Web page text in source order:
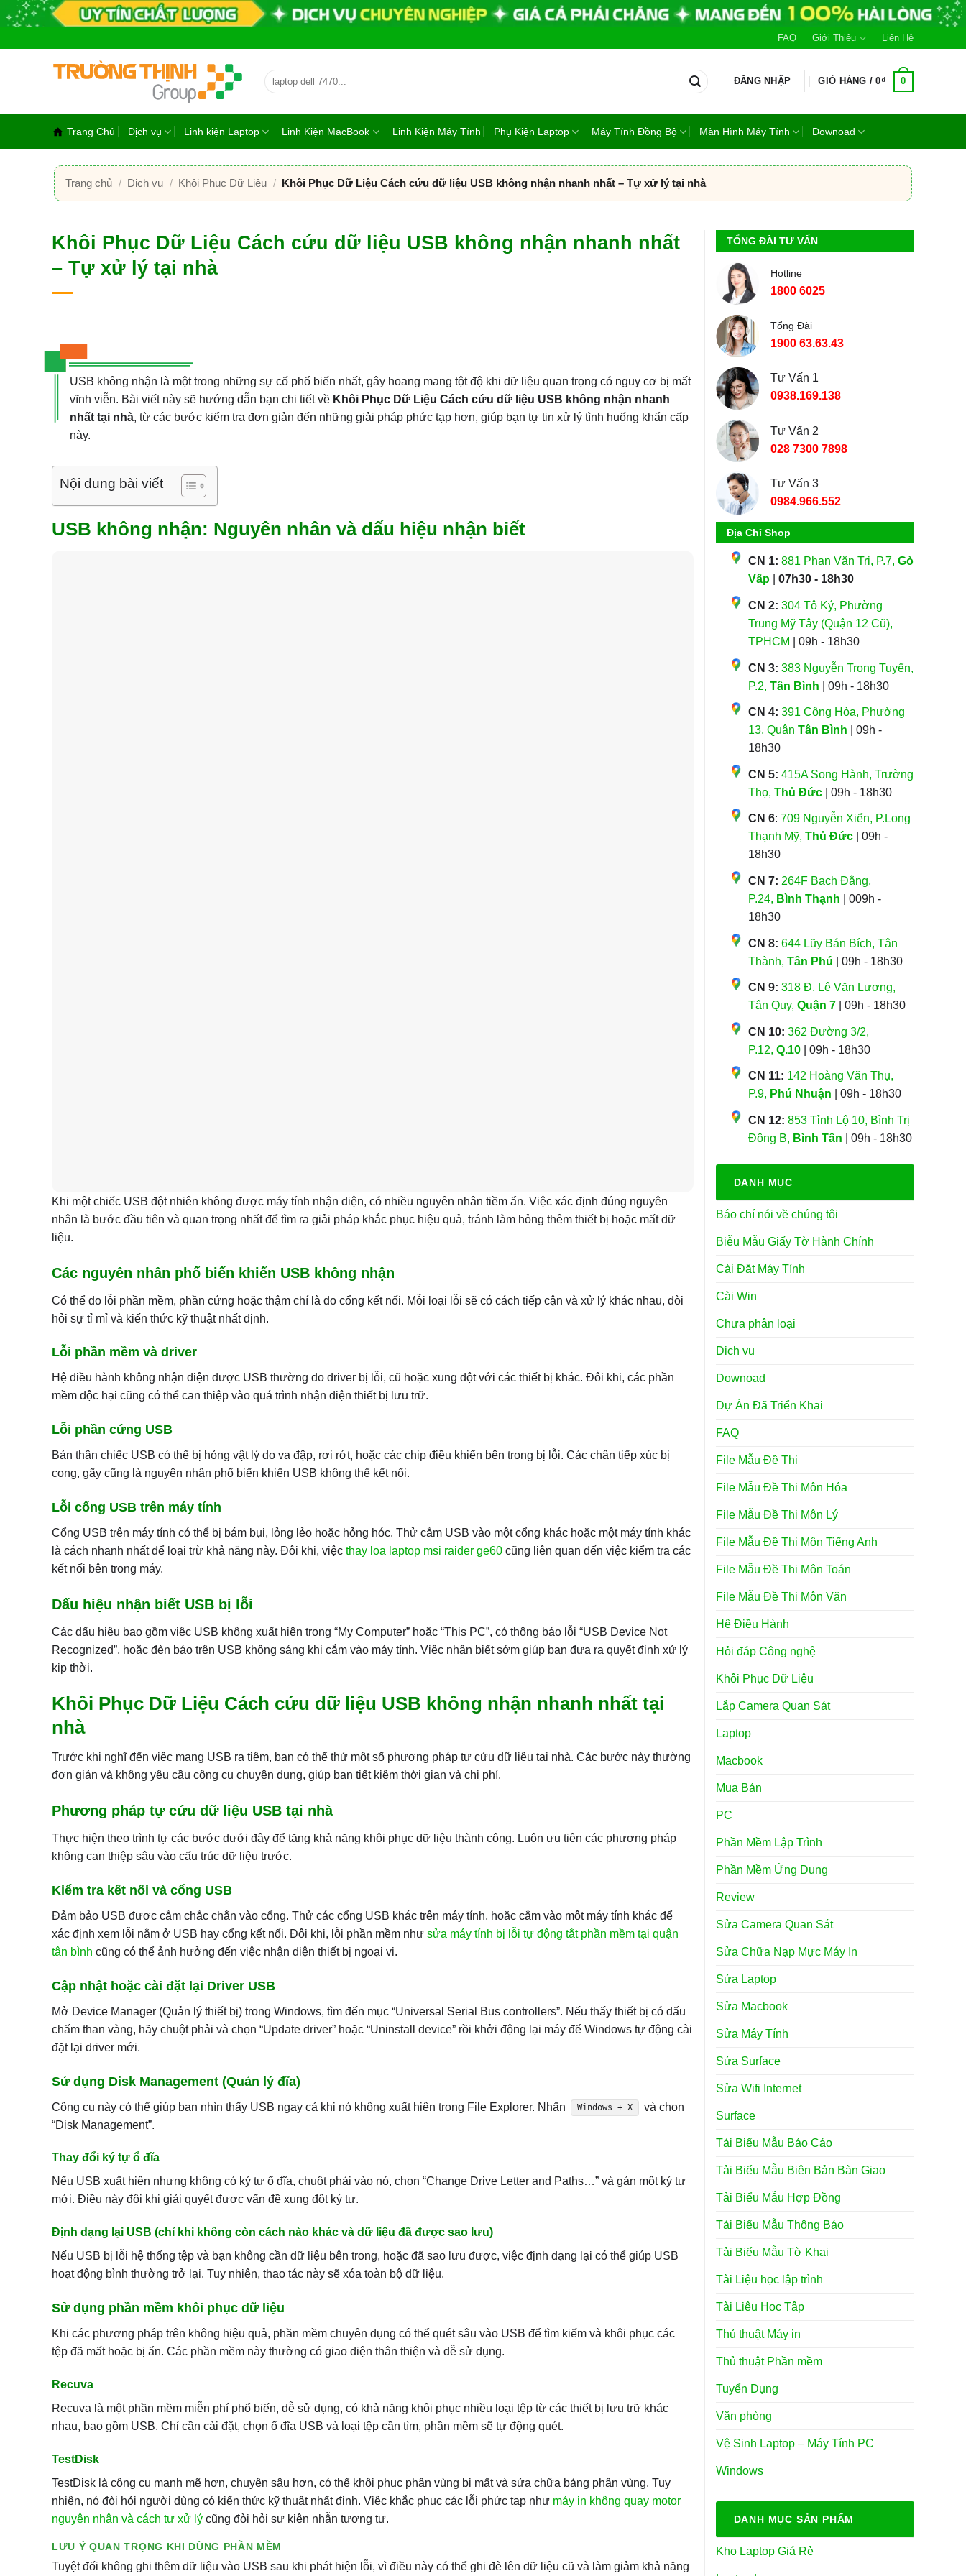
qua
FAQ Giới Thiệu Liên Hệ
Tìm
kiếm:
ĐĂNG NHẬP GIỎ HÀNG /0₫ 0
Trang Chủ Dịch vụ Linh kiện Laptop Linh Kiện MacBook Linh Kiện Máy Tính Phụ Kiện Laptop Máy Tính Đồng Bộ Màn Hình Máy Tính Downoad
Trang chủ / Dịch vụ / Khôi Phục Dữ Liệu / Khôi Phục Dữ Liệu Cách cứu dữ liệu USB không nhận nhanh nhất – Tự xử lý tại nhà
Khôi Phục Dữ Liệu Cách cứu dữ liệu USB không nhận nhanh nhất
– Tự xử lý tại nhà
USB không nhận là một trong những sự cố phổ biến nhất, gây hoang mang tột độ khi dữ liệu quan trọng có nguy cơ bị mất
vĩnh viễn. Bài viết này sẽ hướng dẫn bạn chi tiết về Khôi Phục Dữ Liệu Cách cứu dữ liệu USB không nhận nhanh
nhất tại nhà, từ các bước kiểm tra đơn giản đến những giải pháp phức tạp hơn, giúp bạn tự tin xử lý tình huống khẩn cấp
này.
Nội dung bài viết
USB không nhận: Nguyên nhân và dấu hiệu nhận biết
Khi một chiếc USB đột nhiên không được máy tính nhận diện, có nhiều nguyên nhân tiềm ẩn. Việc xác định đúng nguyên
nhân là bước đầu tiên và quan trọng nhất để tìm ra giải pháp khắc phục hiệu quả, tránh làm hỏng thêm thiết bị hoặc mất dữ
liệu.
Các nguyên nhân phổ biến khiến USB không nhận
Có thể do lỗi phần mềm, phần cứng hoặc thậm chí là do cổng kết nối. Mỗi loại lỗi sẽ có cách tiếp cận và xử lý khác nhau, đòi
hỏi sự tỉ mỉ và kiến thức kỹ thuật nhất định.
Lỗi phần mềm và driver
Hệ điều hành không nhận diện được USB thường do driver bị lỗi, cũ hoặc xung đột với các thiết bị khác. Đôi khi, các phần
mềm độc hại cũng có thể can thiệp vào quá trình nhận diện thiết bị lưu trữ.
Lỗi phần cứng USB
Bản thân chiếc USB có thể bị hỏng vật lý do va đập, rơi rớt, hoặc các chip điều khiển bên trong bị lỗi. Các chân tiếp xúc bị
cong, gãy cũng là nguyên nhân phổ biến khiến USB không thể kết nối.
Lỗi cổng USB trên máy tính
Cổng USB trên máy tính có thể bị bám bụi, lỏng lẻo hoặc hỏng hóc. Thử cắm USB vào một cổng khác hoặc một máy tính khác
là cách nhanh nhất để loại trừ khả năng này. Đôi khi, việc thay loa laptop msi raider ge60 cũng liên quan đến việc kiểm tra các
kết nối bên trong máy.
Dấu hiệu nhận biết USB bị lỗi
Các dấu hiệu bao gồm việc USB không xuất hiện trong “My Computer” hoặc “This PC”, có thông báo lỗi “USB Device Not
Recognized”, hoặc đèn báo trên USB không sáng khi cắm vào máy tính. Việc nhận biết sớm giúp bạn đưa ra quyết định xử lý
kịp thời.
Khôi Phục Dữ Liệu Cách cứu dữ liệu USB không nhận nhanh nhất tại
nhà
Trước khi nghĩ đến việc mang USB ra tiệm, bạn có thể thử một số phương pháp tự cứu dữ liệu tại nhà. Các bước này thường
đơn giản và không yêu cầu công cụ chuyên dụng, giúp bạn tiết kiệm thời gian và chi phí.
Phương pháp tự cứu dữ liệu USB tại nhà
Thực hiện theo trình tự các bước dưới đây để tăng khả năng khôi phục dữ liệu thành công. Luôn ưu tiên các phương pháp
không can thiệp sâu vào cấu trúc dữ liệu trước.
Kiểm tra kết nối và cổng USB
Đảm bảo USB được cắm chắc chắn vào cổng. Thử các cổng USB khác trên máy tính, hoặc cắm vào một máy tính khác để
xác định xem lỗi nằm ở USB hay cổng kết nối. Đôi khi, lỗi phần mềm như sửa máy tính bị lỗi tự động tắt phần mềm tại quận
tân bình cũng có thể ảnh hưởng đến việc nhận diện thiết bị ngoại vi.
Cập nhật hoặc cài đặt lại Driver USB
Mở Device Manager (Quản lý thiết bị) trong Windows, tìm đến mục “Universal Serial Bus controllers”. Nếu thấy thiết bị có dấu
chấm than vàng, hãy chuột phải và chọn “Update driver” hoặc “Uninstall device” rồi khởi động lại máy để Windows tự động cài
đặt lại driver mới.
Sử dụng Disk Management (Quản lý đĩa)
Công cụ này có thể giúp bạn nhìn thấy USB ngay cả khi nó không xuất hiện trong File Explorer. Nhấn Windows + X
và chọn
“Disk Management”.
Thay đổi ký tự ổ đĩa
Nếu USB xuất hiện nhưng không có ký tự ổ đĩa, chuột phải vào nó, chọn “Change Drive Letter and Paths…” và gán một ký tự
mới. Điều này đôi khi giải quyết được vấn đề xung đột ký tự.
Định dạng lại USB (chỉ khi không còn cách nào khác và dữ liệu đã được sao lưu)
Nếu USB bị lỗi hệ thống tệp và bạn không cần dữ liệu bên trong, hoặc đã sao lưu được, việc định dạng lại có thể giúp USB
hoạt động bình thường trở lại. Tuy nhiên, thao tác này sẽ xóa toàn bộ dữ liệu.
Sử dụng phần mềm khôi phục dữ liệu
Khi các phương pháp trên không hiệu quả, phần mềm chuyên dụng có thể quét sâu vào USB để tìm kiếm và khôi phục các
tệp đã mất hoặc bị ẩn. Các phần mềm này thường có giao diện thân thiện và dễ sử dụng.
Recuva
Recuva là một phần mềm miễn phí phổ biến, dễ sử dụng, có khả năng khôi phục nhiều loại tệp từ các thiết bị lưu trữ khác
nhau, bao gồm USB. Chỉ cần cài đặt, chọn ổ đĩa USB và loại tệp cần tìm, phần mềm sẽ tự động quét.
TestDisk
TestDisk là công cụ mạnh mẽ hơn, chuyên sâu hơn, có thể khôi phục phân vùng bị mất và sửa chữa bảng phân vùng. Tuy
nhiên, nó đòi hỏi người dùng có kiến thức kỹ thuật nhất định. Việc khắc phục các lỗi phức tạp như máy in không quay motor
nguyên nhân và cách tự xử lý cũng đòi hỏi sự kiên nhẫn tương tự.
LƯU Ý QUAN TRỌNG KHI DÙNG PHẦN MỀM
Tuyệt đối không ghi thêm dữ liệu vào USB sau khi phát hiện lỗi, vì điều này có thể ghi đè lên dữ liệu cũ và làm giảm khả năng
TỔNG ĐÀI TƯ VẤN
Hotline
1800 6025
Tổng Đài
1900 63.63.43
Tư Vấn 1
0938.169.138
Tư Vấn 2
028 7300 7898
Tư Vấn 3
0984.966.552
Địa Chỉ Shop
CN 1: 881 Phan Văn Trị, P.7, Gò
Vấp| 07h30 - 18h30
CN 2: 304 Tô Ký, Phường
Trung Mỹ Tây (Quận 12 Cũ),
TPHCM | 09h - 18h30
CN 3: 383 Nguyễn Trọng Tuyển,
P.2, Tân Bình | 09h - 18h30
CN 4: 391 Cộng Hòa, Phường
13, Quận Tân Bình | 09h -
18h30
CN 5: 415A Song Hành, Trường
Thọ, Thủ Đức| 09h - 18h30
CN 6: 709 Nguyễn Xiển, P.Long
Thạnh Mỹ, Thủ Đức| 09h -
18h30
CN 7: 264F Bạch Đằng,
P.24, Bình Thạnh | 009h -
18h30
CN 8: 644 Lũy Bán Bích, Tân
Thành, Tân Phú | 09h - 18h30
CN 9: 318 Đ. Lê Văn Lương,
Tân Quy, Quận 7| 09h - 18h30
CN 10: 362 Đường 3/2,
P.12, Q.10| 09h - 18h30
CN 11: 142 Hoàng Văn Thụ,
P.9, Phú Nhuận | 09h - 18h30
CN 12: 853 Tỉnh Lộ 10, Bình Trị
Đông B, Bình Tân | 09h - 18h30
DANH MỤC
Báo chí nói về chúng tôi
Biễu Mẫu Giấy Tờ Hành Chính
Cài Đặt Máy Tính
Cài Win
Chưa phân loại
Dịch vụ
Downoad
Dự Án Đã Triển Khai
FAQ
File Mẫu Đề Thi
File Mẫu Đề Thi Môn Hóa
File Mẫu Đề Thi Môn Lý
File Mẫu Đề Thi Môn Tiếng Anh
File Mẫu Đề Thi Môn Toán
File Mẫu Đề Thi Môn Văn
Hệ Điều Hành
Hỏi đáp Công nghệ
Khôi Phục Dữ Liệu
Lắp Camera Quan Sát
Laptop
Macbook
Mua Bán
PC
Phần Mềm Lập Trình
Phần Mềm Ứng Dụng
Review
Sửa Camera Quan Sát
Sửa Chữa Nạp Mực Máy In
Sửa Laptop
Sửa Macbook
Sửa Máy Tính
Sửa Surface
Sửa Wifi Internet
Surface
Tải Biểu Mẫu Báo Cáo
Tải Biểu Mẫu Biên Bản Bàn Giao
Tải Biểu Mẫu Hợp Đồng
Tải Biểu Mẫu Thông Báo
Tải Biểu Mẫu Tờ Khai
Tài Liệu học lập trình
Tài Liệu Học Tập
Thủ thuật Máy in
Thủ thuật Phần mềm
Tuyển Dụng
Văn phòng
Vệ Sinh Laptop – Máy Tính PC
Windows
DANH MỤC SẢN PHẨM
Kho Laptop Giá Rẻ